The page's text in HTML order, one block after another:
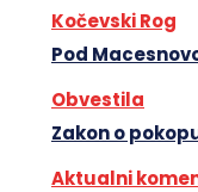
Kočevski Rog
Pod
Obvestila
Zakon o
Aktualni